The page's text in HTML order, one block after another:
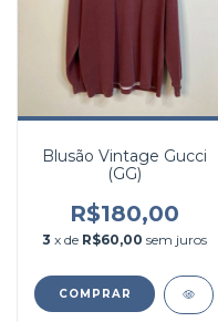
Blusão Vintage Gucci
(GG)
R$180,00
3 x de R$60,00 sem juros
COMPRAR